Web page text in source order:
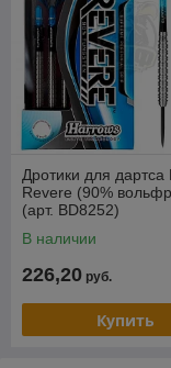
Дротики для дартса
Revere (90%
(арт. BD8252)
В наличии
226,20 руб.
Купить